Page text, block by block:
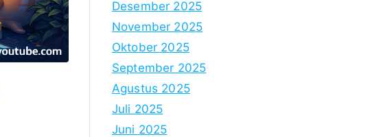
Desember 2025
November 2025
Oktober 2025
September 2025
Agustus 2025
Juli 2025
Juni 2025